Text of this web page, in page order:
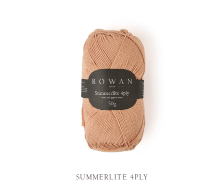
SUMMERLITE 4PLY